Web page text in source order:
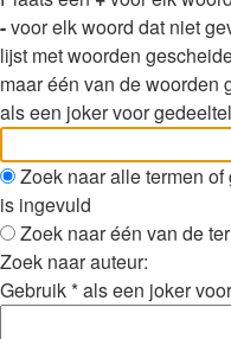
-voor elk woord dat niet
lijst met woorden
maar één van de woorden
als een joker voor
Zoek naar alle termen
is ingevuld
Zoek naar één van de
Zoek naar auteur:
Gebruik * als een joker